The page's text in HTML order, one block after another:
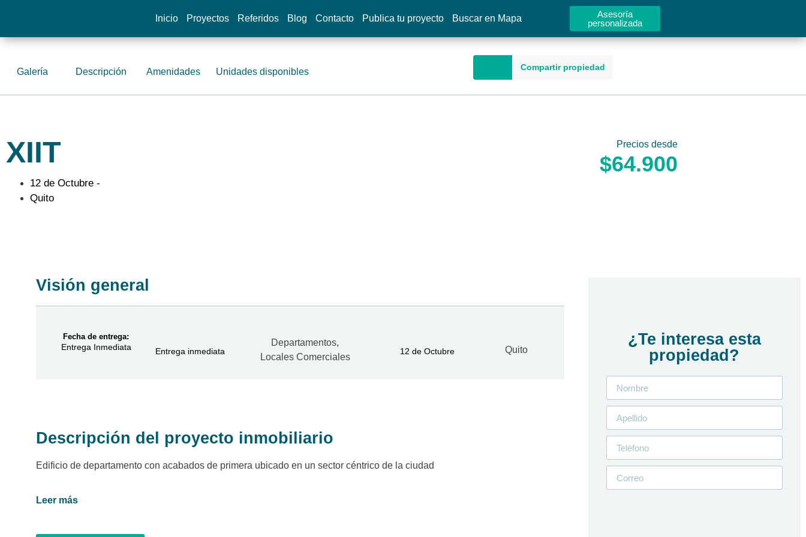
Inicio Proyectos Referidos Blog Contacto Publica tu proyecto Buscar en Mapa
Asesoría
personalizada
Galería Descripción Amenidades Unidades disponibles Compartir propiedad
XIIT
12 de Octubre -
Quito
Precios desde
$64.900
Visión general
Fecha de entrega:
Entrega Inmediata Entrega inmediata
Departamentos,
Locales Comerciales
12 de Octubre Quito
Descripción del proyecto inmobiliario
Edificio de departamento con acabados de primera ubicado en un sector céntrico de la ciudad
Leer más
¿Te interesa esta
propiedad?